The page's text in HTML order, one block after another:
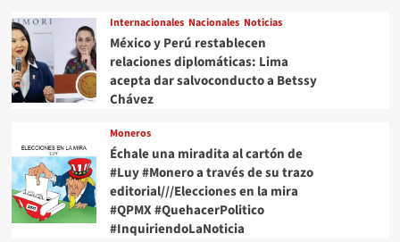
Internacionales Nacionales Noticias
México y Perú restablecen
relaciones diplomáticas: Lima
acepta dar salvoconducto a Betssy
Chávez
Moneros
Échale una miradita al cartón de
#Luy #Monero a través de su trazo
editorial///Elecciones en la mira
#QPMX #QuehacerPolitico
#InquiriendoLaNoticia